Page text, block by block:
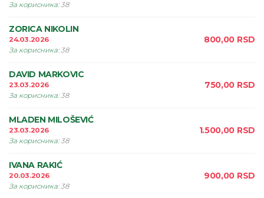
За корисника:38
ZORICA NIKOLIN
24.03.2026
За корисника:38
800,00 RSD
DAVID MARKOVIC
23.03.2026
За корисника:38
750,00 RSD
MLADEN MILOŠEVIĆ
23.03.2026
За корисника:38
1.500,00 RSD
IVANA RAKIĆ
20.03.2026
За корисника:38
900,00 RSD